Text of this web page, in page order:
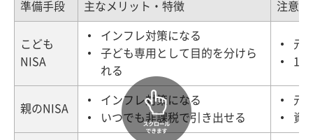
準備手段 主なメリット・特徴 注意点
こども
NISA
インフレ対策になる
子ども専用として目的を分けら
れる
元
12
親のNISA
インフレ対策になる
いつでも非課税で引き出せる
元
資